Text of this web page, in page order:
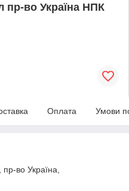
пр-во Україна НПК
Оплата Умови
во Україна,